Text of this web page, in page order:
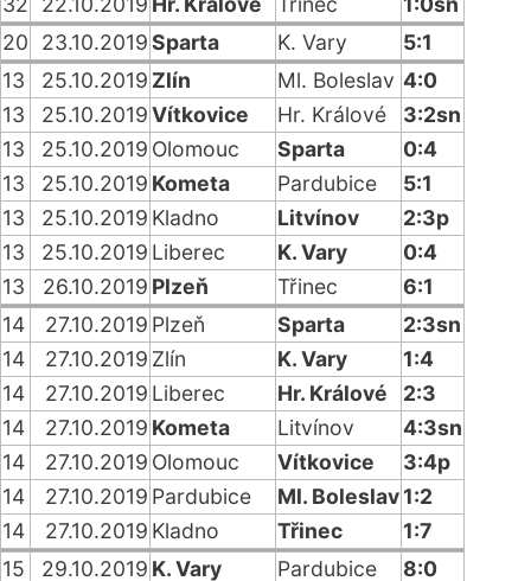
20
23.10.2019Sparta K. Vary
5:1
13
25.10.2019 Zlín Ml. Boleslav 4:0
13
25.10.2019Vítkovice Hr. Králové
3:2sn
13
25.10.2019 Olomouc Sparta
0:4
13
25.10.2019 Kometa Pardubice
5:1
13
25.10.2019 Kladno Litvínov
2:3p
13
25.10.2019 Liberec K. Vary
0:4
13
26.10.2019 Plzeň Třinec
6:1
14
27.10.2019 Plzeň Sparta
2:3sn
14
27.10.2019 Zlín K. Vary
1:4
14
27.10.2019 Liberec Hr. Králové
2:3
14
27.10.2019 Kometa Litvínov
4:3sn
14
27.10.2019 Olomouc Vítkovice
3:4p
14
27.10.2019 Pardubice Ml. Boleslav1:2
14
27.10.2019 Kladno Třinec
1:7
15
29.10.2019 K. Vary Pardubice
8:0